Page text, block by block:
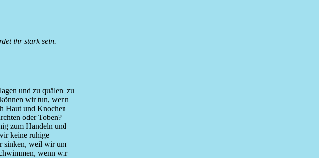
ihr stark sein.
und zu quälen, zu
wir tun, wenn
Haut und Knochen
oder Toben?
zum Handeln und
keine ruhige
sinken, weil wir um
wenn wir